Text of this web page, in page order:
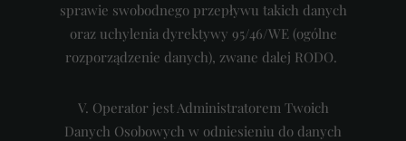
sprawie swobodnego przepływu takich danych
oraz uchylenia dyrektywy 95/46/WE (ogólne
rozporządzenie danych), zwane dalej RODO.
V. Operator jest Administratorem Twoich
Danych Osobowych w odniesieniu do danych